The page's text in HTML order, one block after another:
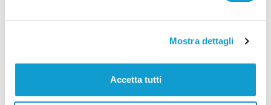
Mostra dettagli
Accetta tutti